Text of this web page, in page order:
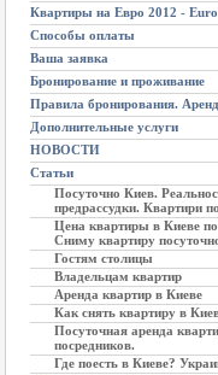
Квартиры на Евро 2012 -
Способы оплаты
Ваша заявка
Бронирование и проживание
Правила бронирования.
Дополнительные услуги
НОВОСТИ
Статьи
Посуточно Киев.
предрассудки. Квартири
Цена квартиры в Киеве
Сниму квартиру
Гостям столицы
Владельцам квартир
Аренда квартир в Киеве
Как снять квартиру в
Посуточная аренда
посредников.
Где поесть в Киеве?